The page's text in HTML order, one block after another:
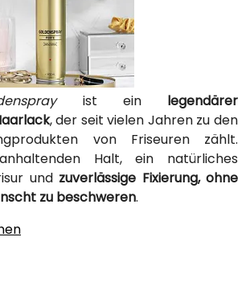
ist ein legendärer
, der seit vielen Jahren zu den
von Friseuren zählt.
Halt, ein natürliches
und zuverlässige Fixierung, ohne
zu beschweren.